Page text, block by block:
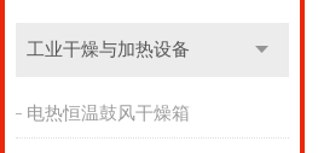
工业干燥与加热设备
电热恒温鼓风干燥箱